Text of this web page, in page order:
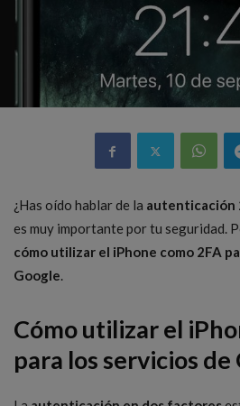
¿Has oído hablar de la autenticación
es muy importante por tu seguridad.
cómo utilizar el iPhone como 2FA
Google.
Cómo utilizar el
para los servicios de